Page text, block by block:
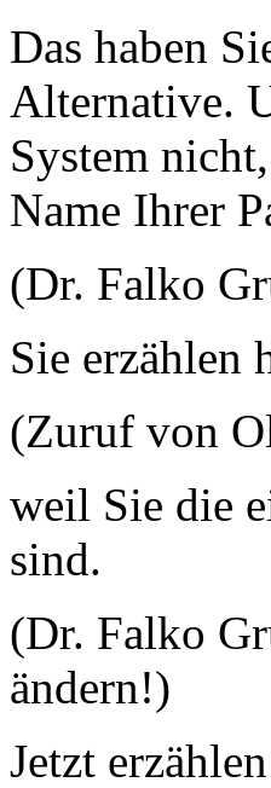
Das haben
Alternative.
System
Name Ihrer
(Dr. Falko
Sie erzählen
(Zuruf von
weil Sie die
sind.
(Dr. Falko
ändern!)
Jetzt